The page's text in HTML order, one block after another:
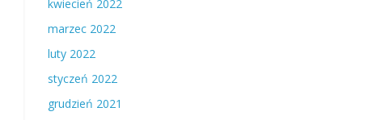
kwiecień 2022
marzec 2022
luty 2022
styczeń 2022
grudzień 2021